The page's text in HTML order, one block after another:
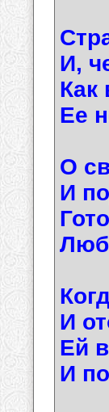
И,
Как
Ее
О
И
И
Ей
И